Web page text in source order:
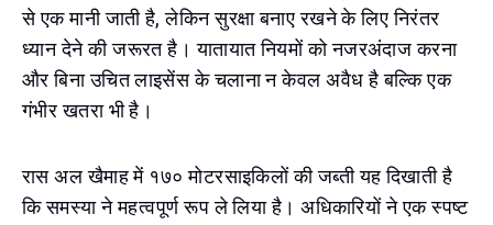
से एक मानी जाती है, लेकिन सुरक्षा बनाए रखने के लिए निरंतर
ध्यान देने की जरूरत है। यातायात नियमों को नजरअंदाज करना
और बिना उचित लाइसेंस के चलाना न केवल अवैध है बल्कि एक
गंभीर खतरा भी है।
रास अल खैमाह में १७० मोटरसाइकिलों की जब्ती यह दिखाती है
कि समस्या ने महत्वपूर्ण रूप ले लिया है। अधिकारियों ने एक स्पष्ट